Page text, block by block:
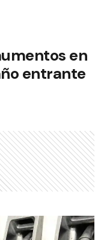
en
entrante